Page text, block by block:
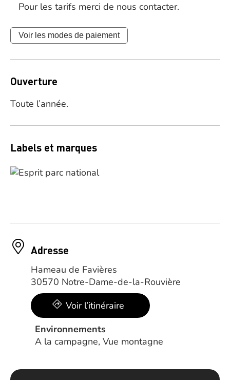
Pour les tarifs merci de nous contacter.
Voir les modes de paiement
Ouverture
Toute l’année.
Labels et marques
Adresse
Hameau de Favières
30570 Notre-Dame-de-la-Rouvière
Voir l’itinéraire
Environnements
A la campagne, Vue montagne